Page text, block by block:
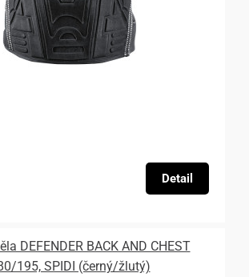
Detail
DEFENDER BACK AND CHEST
195, SPIDI (černý/žlutý)